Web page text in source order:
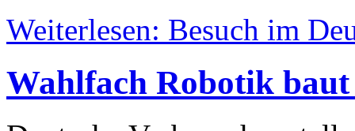
Weiterlesen: Besuch im
Wahlfach Robotik